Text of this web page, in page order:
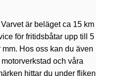
är beläget ca 15 km
för fritidsbåtar upp till 5
Hos oss kan du även
och våra
hittar du under fliken